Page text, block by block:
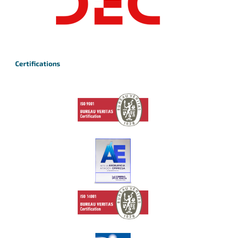
Certifications